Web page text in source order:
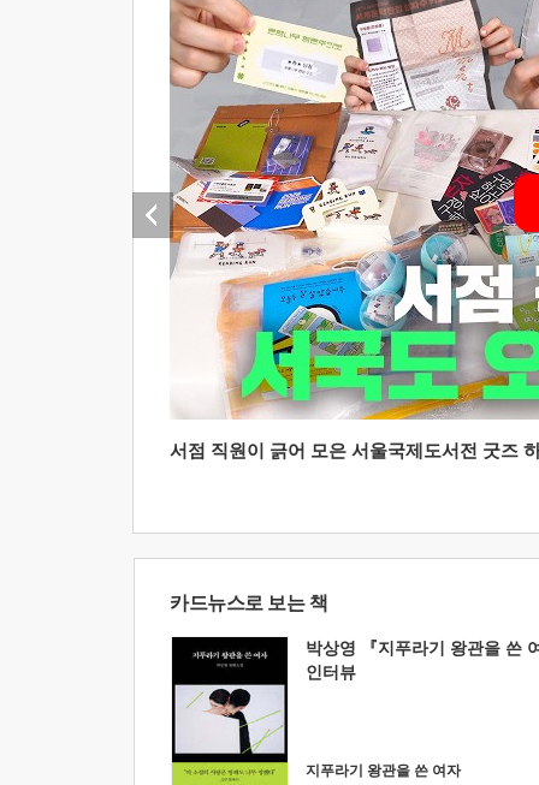
서점 직원이 긁어 모은 서울국제도서전 굿즈
카드뉴스로 보는 책
박상영 『지푸라기 왕관을 쓴
인터뷰
지푸라기 왕관을 쓴 여자